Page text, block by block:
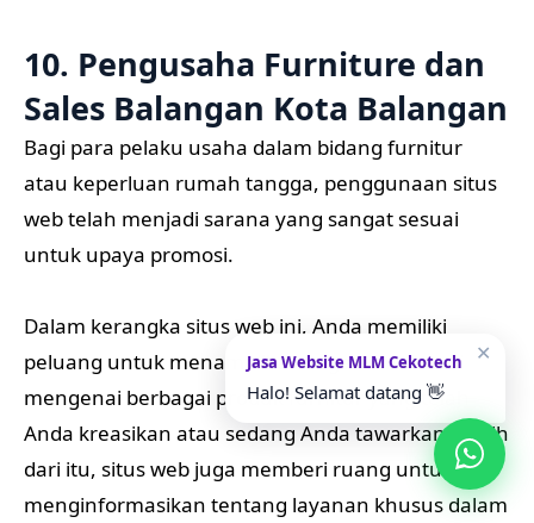
10. Pengusaha Furniture dan
Sales Balangan Kota Balangan
Bagi para pelaku usaha dalam bidang furnitur
atau keperluan rumah tangga, penggunaan situs
web telah menjadi sarana yang sangat sesuai
untuk upaya promosi.
Dalam kerangka situs web ini, Anda memiliki
peluang untuk menampilkan segala informasi
mengenai berbagai produk furnitur yang telah
Anda kreasikan atau sedang Anda tawarkan. Lebih
dari itu, situs web juga memberi ruang untuk
menginformasikan tentang layanan khusus dalam
✕
Jasa Website MLM Cekotech
Halo! Selamat datang 👋